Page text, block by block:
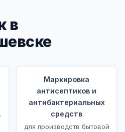
в
Маркировка
антисептиков и
антибактериальных
средств
для производств бытовой